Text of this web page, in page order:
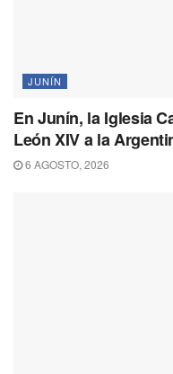
JUNÍN
En Junín, la Iglesia
León XIV a la
6 AGOSTO, 2026